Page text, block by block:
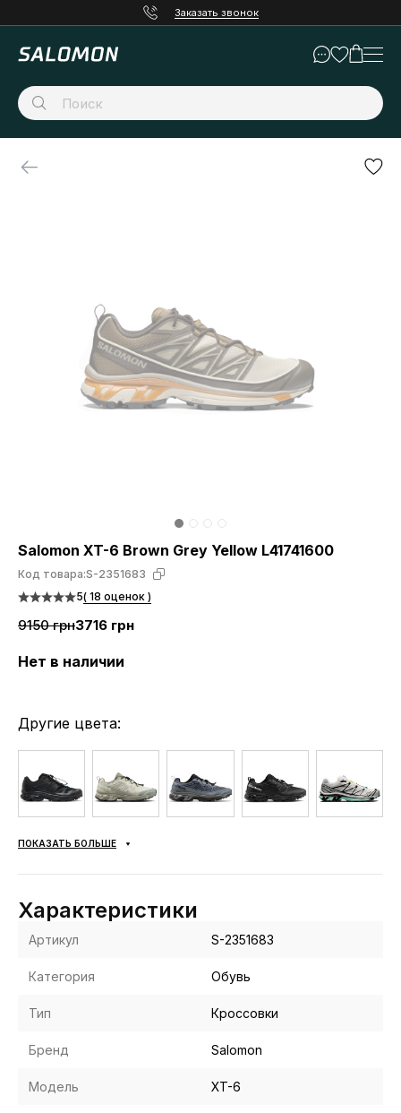
Заказать звонок
Salomon XT-6 Brown Grey Yellow L41741600
Код товара:S-2351683
5( 18 оценок )
9150 грн3716 грн
Нет в наличии
Другие цвета:
ПОКАЗАТЬ БОЛЬШЕ
Характеристики
Артикул S-2351683
Категория Обувь
Тип Кроссовки
Бренд Salomon
Модель XT-6